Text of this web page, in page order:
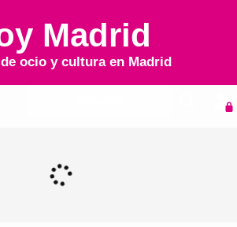
Madrid
ocio y cultura en Madrid